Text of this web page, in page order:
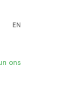
EN
ons